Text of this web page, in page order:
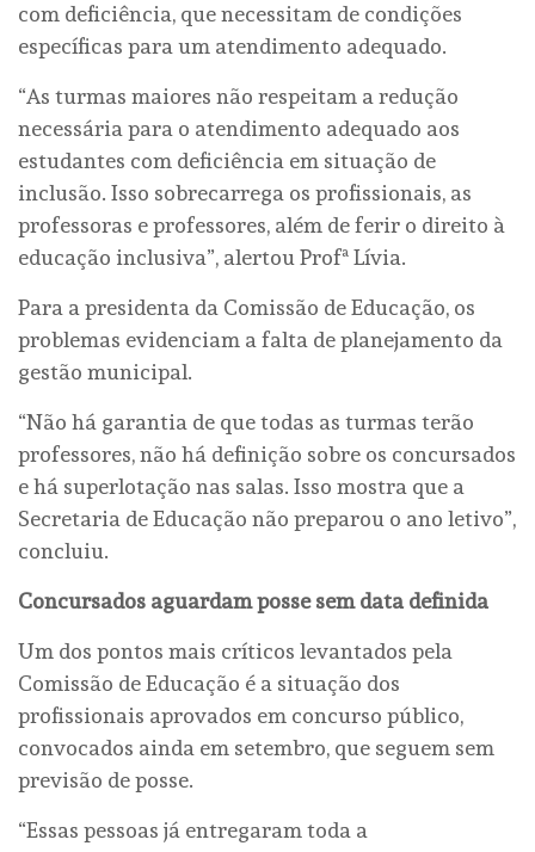
com deficiência, que necessitam de condições
específicas para um atendimento adequado.
“As turmas maiores não respeitam a redução
necessária para o atendimento adequado aos
estudantes com deficiência em situação de
inclusão. Isso sobrecarrega os profissionais, as
professoras e professores, além de ferir o direito à
educação inclusiva”, alertou Profª Lívia.
Para a presidenta da Comissão de Educação, os
problemas evidenciam a falta de planejamento da
gestão municipal.
“Não há garantia de que todas as turmas terão
professores, não há definição sobre os concursados
e há superlotação nas salas. Isso mostra que a
Secretaria de Educação não preparou o ano letivo”,
concluiu.
Concursados aguardam posse sem data definida
Um dos pontos mais críticos levantados pela
Comissão de Educação é a situação dos
profissionais aprovados em concurso público,
convocados ainda em setembro, que seguem sem
previsão de posse.
“Essas pessoas já entregaram toda a